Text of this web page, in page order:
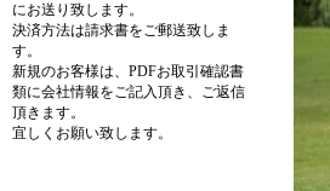
にお送り致します。
決済方法は請求書をご郵送致しま
す。
新規のお客様は、PDFお取引確認書
類に会社情報をご記入頂き、ご返信
頂きます。
宜しくお願い致します。